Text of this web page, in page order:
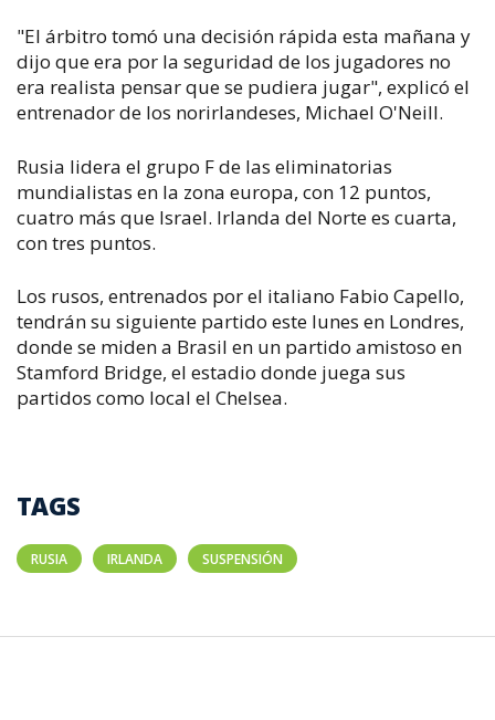
"El árbitro tomó una decisión rápida esta mañana y
dijo que era por la seguridad de los jugadores no
era realista pensar que se pudiera jugar", explicó el
entrenador de los norirlandeses, Michael O'Neill.
Rusia lidera el grupo F de las eliminatorias
mundialistas en la zona europa, con 12 puntos,
cuatro más que Israel. Irlanda del Norte es cuarta,
con tres puntos.
Los rusos, entrenados por el italiano Fabio Capello,
tendrán su siguiente partido este lunes en Londres,
donde se miden a Brasil en un partido amistoso en
Stamford Bridge, el estadio donde juega sus
partidos como local el Chelsea.
TAGS
RUSIA IRLANDA SUSPENSIÓN